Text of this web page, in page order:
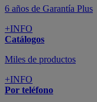
6 años de Garantía Plus
+INFO
Catálogos
Miles de productos
+INFO
Por teléfono